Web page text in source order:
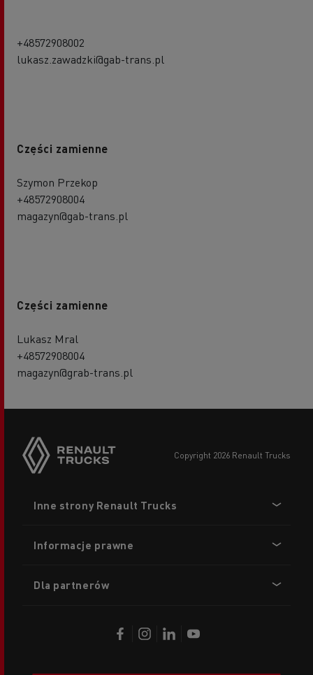
+48572908002
lukasz.zawadzki@gab-trans.pl
Części zamienne
Szymon Przekop
+48572908004
magazyn@gab-trans.pl
Części zamienne
Lukasz Mral
+48572908004
magazyn@grab-trans.pl
copyright 2026 Renault Trucks
menu
Inne strony Renault Trucks
Informacje prawne
Dla partnerów